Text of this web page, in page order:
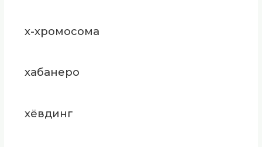
х-хромосома
хабанеро
хёвдинг